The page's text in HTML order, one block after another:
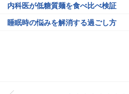
内科医が低糖質麺を食べ比べ検証
睡眠時の悩みを解消する過ごし方